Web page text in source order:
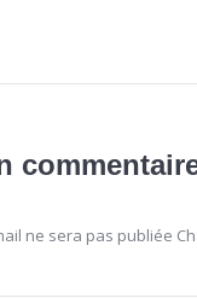
ne sera pas publiée